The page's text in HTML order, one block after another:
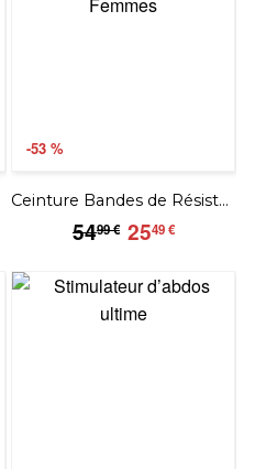
-53 %
Ceinture Bandes de Résistance Fitness pour Femmes
5499 €54.99
2549 €25.49